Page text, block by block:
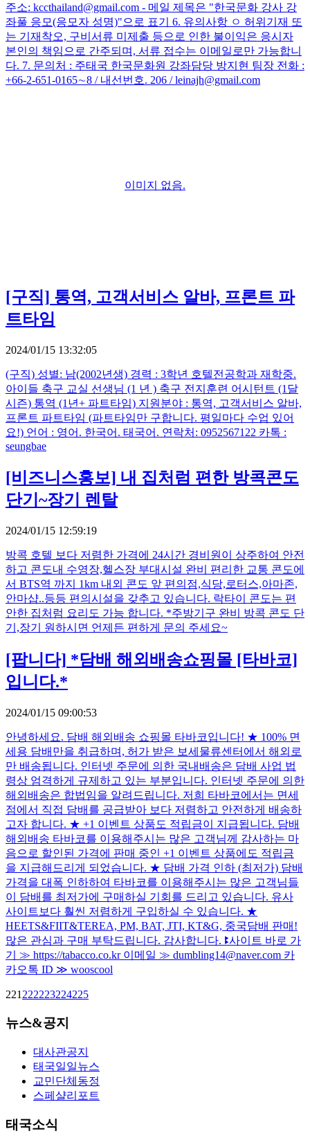
주소: kccthailand@gmail.com - 메일 제목은 "한국문화 강사 강
좌풀 응모(응모자 성명)"으로 표기 6. 유의사항 ㅇ 허위기재 또
는 기재착오, 구비서류 미제출 등으로 인한 불이익은 응시자
본인의 책임으로 간주되며, 서류 접수는 이메일로만 가능합니
다. 7. 문의처 : 주태국 한국문화원 강좌담당 방지현 팀장 전화 :
+66-2-651-0165∼8 / 내선번호. 206 / leinajh@gmail.com
이미지 없음.
[구직] 통역, 고객서비스 알바, 프론트 파
트타임
2024/01/15 13:32:05
(구직) 성별: 남(2002년생) 경력 : 3학년 호텔전공학과 재학중.
아이들 축구 교실 선생님 (1 년 ) 축구 전지훈련 어시턴트 (1달
시즌) 통역 (1년+ 파트타임) 지원분야 : 통역, 고객서비스 알바,
프론트 파트타임 (파트타임만 구합니다. 평일마다 수업 있어
요!) 언어 : 영어. 한국어. 태국어. 연락처: 0952567122 카톡 :
seungbae
[비즈니스홍보] 내 집처럼 편한 방콕콘도
단기~장기 렌탈
2024/01/15 12:59:19
방콕 호텔 보다 저렴한 가격에 24시간 경비원이 상주하여 안전
하고 콘도내 수영장,헬스장 부대시설 완비 편리한 교통 콘도에
서 BTS역 까지 1km 내외 콘도 앞 편의점,식당,로터스,아마존,
안마샵..등등 편의시설을 갖추고 있습니다. 락타이 콘도는 편
안한 집처럼 요리도 가능 합니다. *주방기구 완비 방콕 콘도 단
기,장기 원하시면 언제든 편하게 문의 주세요~ ​
[팝니다] *담배 해외배송쇼핑몰 [타바코]
입니다.*
2024/01/15 09:00:53
안녕하세요. 담배 해외배송 쇼핑몰 타바코입니다! ★ 100% 면
세용 담배만을 취급하며, 허가 받은 보세물류센터에서 해외로
만 배송됩니다. 인터넷 주문에 의한 국내배송은 담배 사업 법
령상 엄격하게 규제하고 있는 부분입니다. 인터넷 주문에 의한
해외배송은 합법임을 알려드립니다. 저희 타바코에서는 면세
점에서 직접 담배를 공급받아 보다 저렴하고 안전하게 배송하
고자 합니다. ★ +1 이벤트 상품도 적립금이 지급됩니다. 담배
해외배송 타바코를 이용해주시는 많은 고객님께 감사하는 마
음으로 할인된 가격에 판매 중인 +1 이벤트 상품에도 적립금
을 지급해드리게 되었습니다. ★ 담배 가격 인하 (최저가) 담배
가격을 대폭 인하하여 타바코를 이용해주시는 많은 고객님들
이 담배를 최저가에 구매하실 기회를 드리고 있습니다. 유사
사이트보다 훨씬 저렴하게 구입하실 수 있습니다. ★
HEETS&FIIT&TEREA, PM, BAT, JTI, KT&G, 중국담배 판매!
많은 관심과 구매 부탁드립니다. 감사합니다. ꔪ사이트 바로 가
기 ≫ https://tabacco.co.kr 이메일 ≫ dumbling14@naver.com 카
카오톡 ID ≫ wooscool
221 222223224225
뉴스&공지
대사관공지
태국일일뉴스
교민단체동정
스페샬리포트
태국소식